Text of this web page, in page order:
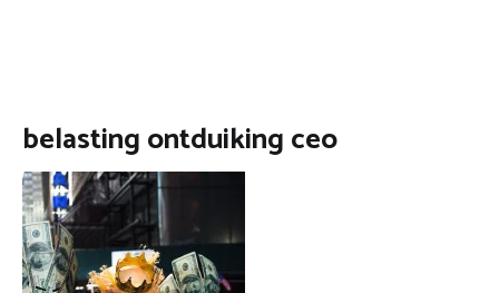
belasting ontduiking ceo